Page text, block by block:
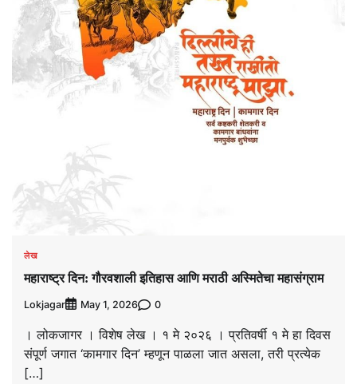
लेख
महाराष्ट्र दिन: गौरवशाली इतिहास आणि मराठी अस्मितेचा महासंग्राम
Lokjagar May 1, 2026 0
। लोकजागर । विशेष लेख । १ मे २०२६ । प्रतिवर्षी १ मे हा दिवस
संपूर्ण जगात ‘कामगार दिन’ म्हणून पाळला जात असला, तरी प्रत्येक
[…]